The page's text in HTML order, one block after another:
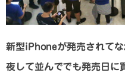
新型iPhoneが発売されて
夜して並んででも発売日に